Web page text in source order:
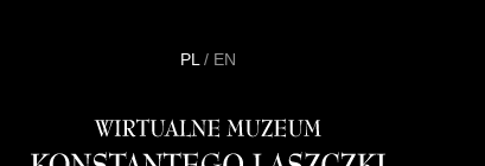
PL / EN